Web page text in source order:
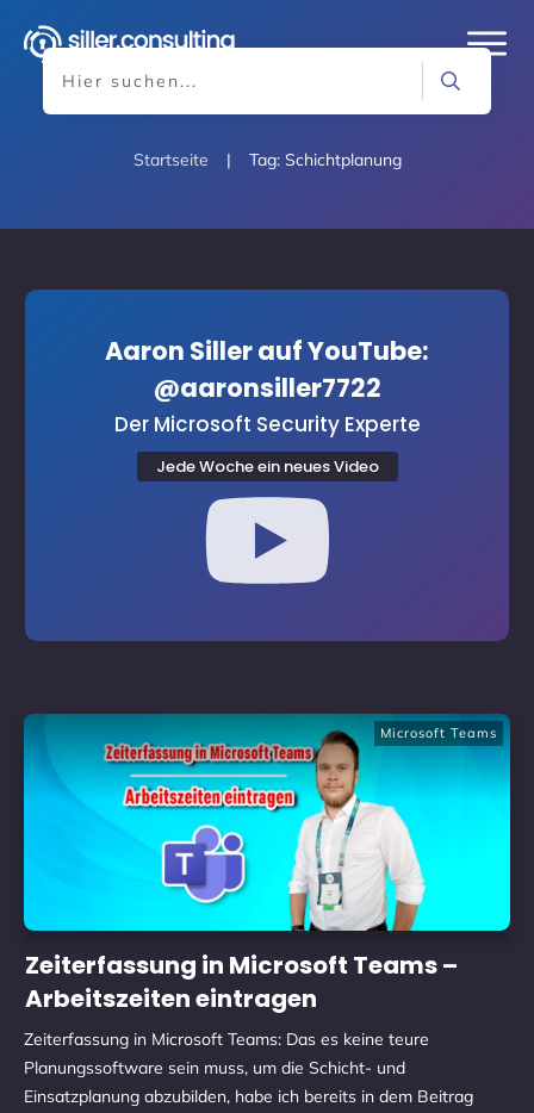
Startseite | Tag: Schichtplanung
Aaron Siller auf YouTube:
@aaronsiller7722
Der Microsoft Security Experte
Jede Woche ein neues Video
Microsoft Teams
Zeiterfassung in Microsoft Teams –
Arbeitszeiten eintragen
Zeiterfassung in Microsoft Teams: Das es keine teure
Planungssoftware sein muss, um die Schicht- und
Einsatzplanung abzubilden, habe ich bereits in dem Beitrag